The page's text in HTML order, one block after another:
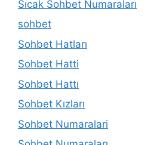
Sıcak Sohbet Numaraları
sohbet
Sohbet Hatları
Sohbet Hatti
Sohbet Hattı
Sohbet Kızları
Sohbet Numaralari